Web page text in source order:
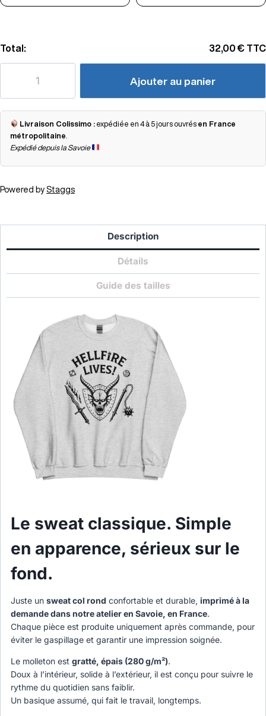
Total: 32,00 € TTC
Ajouter au panier
Livraison Colissimo : expédiée en 4 à 5 jours ouvrés en France
métropolitaine
Expédié depuis la Savoie
Powered by Staggs
Description
Détails
Guide des tailles
Le sweat classique. Simple
en apparence, sérieux sur le
fond.
Juste un sweat col rond confortable et durable, imprimé à la
demande dans notre atelier en Savoie, en France.
Chaque pièce est produite uniquement après commande, pour
éviter le gaspillage et garantir une impression soignée.
Le molleton est gratté, épais (280 g/m²).
Doux à l’intérieur, solide à l’extérieur, il est conçu pour suivre le
rythme du quotidien sans faiblir.
Un basique assumé, qui fait le travail, longtemps.